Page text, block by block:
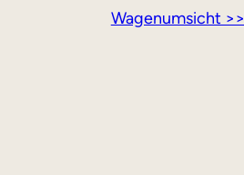
Wagenumsicht >>